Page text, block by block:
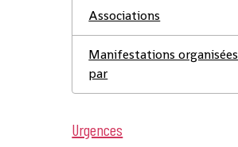
Associations
Manifestations organisées
par
Urgences